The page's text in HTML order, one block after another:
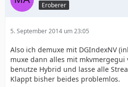
Eroberer
5. September 2014 um 23:05
Also ich demuxe mit DGIndexNV
muxe dann alles mit mkvmergegui
benutze Hybrid und lasse alle
Klappt bisher beides problemlos.